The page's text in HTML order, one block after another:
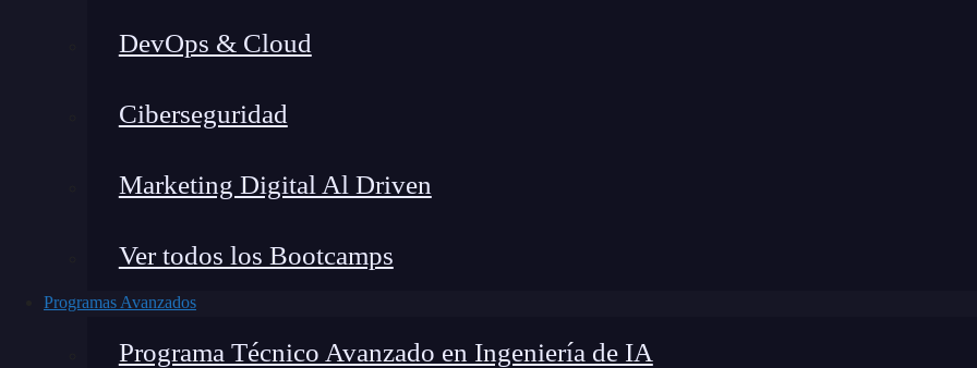
DevOps & Cloud
Ciberseguridad
Marketing Digital Al Driven
Ver todos los Bootcamps
Programas Avanzados
Programa Técnico Avanzado en Ingeniería de IA
Lucia Gómez Salgado